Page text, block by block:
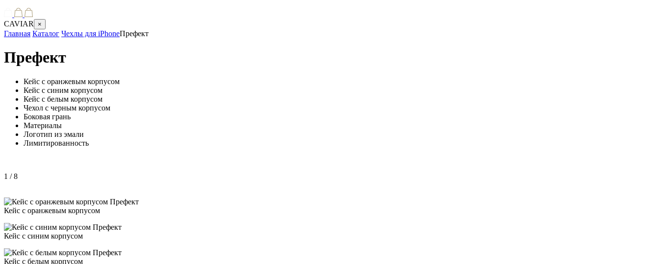
CAVIAR ×
Главная Каталог Чехлы для iPhoneПрефект
Префект
Кейс с оранжевым корпусом
Кейс с синим корпусом
Кейс с белым корпусом
Чехол с черным корпусом
Боковая грань
Материалы
Логотип из эмали
Лимитированность
1 / 8
Кейс с оранжевым корпусом
Кейс с синим корпусом
Кейс с белым корпусом